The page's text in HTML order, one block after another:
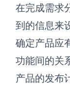
在完成需求
到的信息来
确定产品应
功能间的关
产品的发布